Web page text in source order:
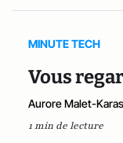
MINUTE TECH
Vous
Aurore Malet-Karas
1 min de lecture